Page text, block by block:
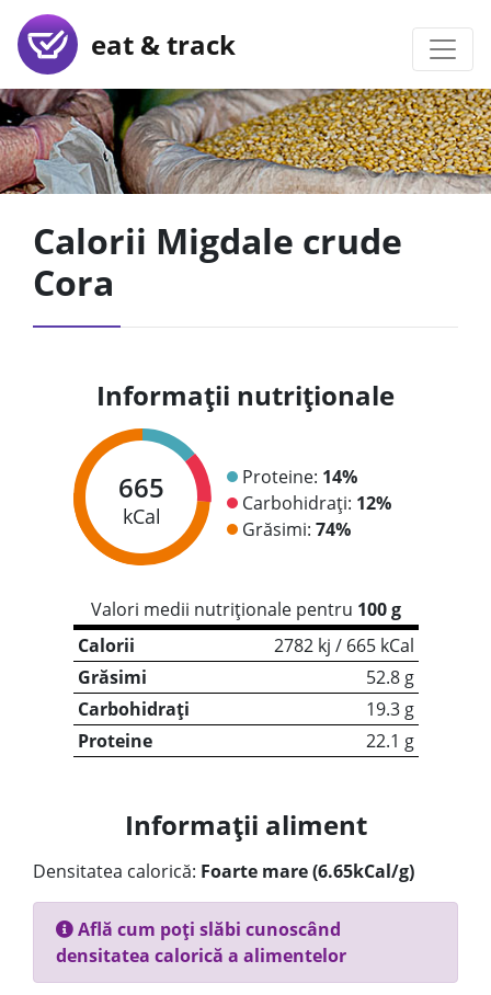
eat & track
Calorii Migdale crude
Cora
Informații nutriționale
665
kCal
Proteine: 14%
Carbohidrați: 12%
Grăsimi: 74%
Valori medii nutriționale pentru 100 g
Calorii
2782 kj / 665 kCal
Grăsimi
52.8 g
Carbohidrați
19.3 g
Proteine
22.1 g
Informații aliment
Densitatea calorică: Foarte mare (6.65kCal/g)
Află cum poți slăbi cunoscând
densitatea calorică a alimentelor